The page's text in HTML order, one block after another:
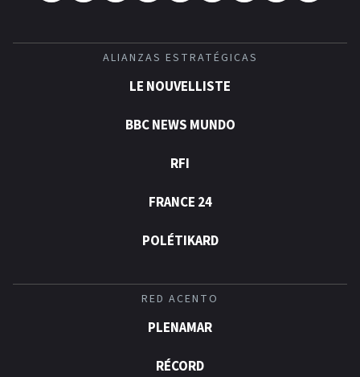
ALIANZAS ESTRATÉGICAS
LE NOUVELLISTE
BBC NEWS MUNDO
RFI
FRANCE 24
POLÉTIKARD
RED ACENTO
PLENAMAR
RÉCORD